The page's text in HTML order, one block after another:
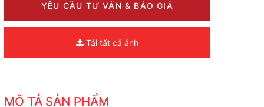
YÊU CẦU TƯ VẤN & BÁO GIÁ
Tải tất cả ảnh
MÔ TẢ SẢN PHẨM